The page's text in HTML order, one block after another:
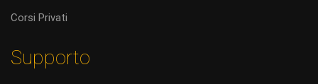
Corsi Privati
Supporto